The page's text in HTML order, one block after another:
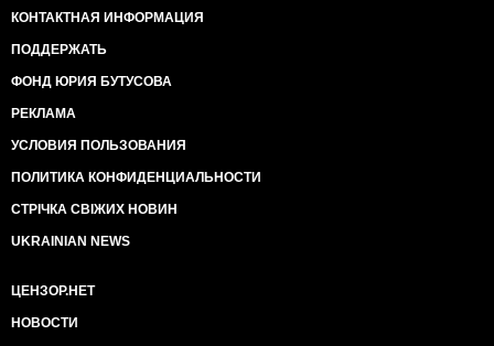
КОНТАКТНАЯ ИНФОРМАЦИЯ
ПОДДЕРЖАТЬ
ФОНД ЮРИЯ БУТУСОВА
РЕКЛАМА
УСЛОВИЯ ПОЛЬЗОВАНИЯ
ПОЛИТИКА КОНФИДЕНЦИАЛЬНОСТИ
СТРІЧКА СВІЖИХ НОВИН
UKRAINIAN NEWS
ЦЕНЗОР.НЕТ
НОВОСТИ